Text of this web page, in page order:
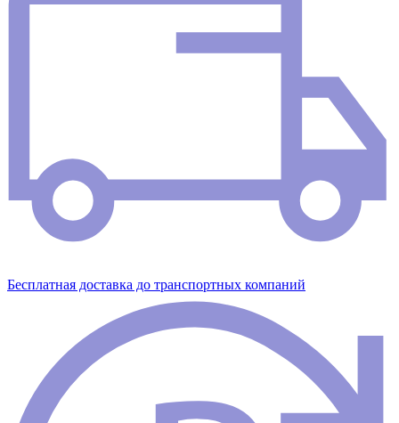
Бесплатная доставка до транспортных компаний